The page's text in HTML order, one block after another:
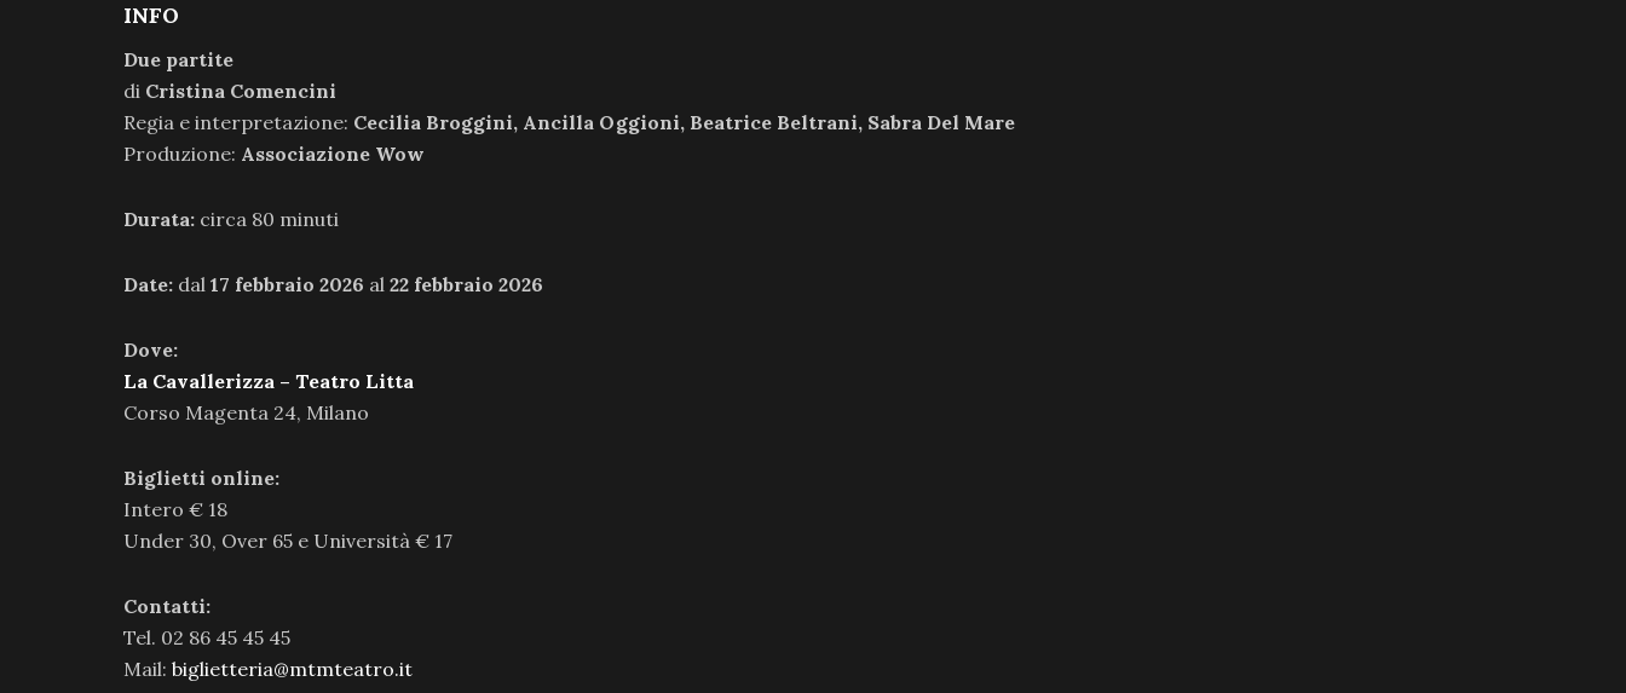
INFO
Due partite
di Cristina Comencini
Regia e interpretazione: Cecilia Broggini, Ancilla Oggioni, Beatrice Beltrani, Sabra Del Mare
Produzione: Associazione Wow
Durata: circa 80 minuti
Date: dal 17 febbraio 2026 al 22 febbraio 2026
Dove:
La Cavallerizza – Teatro Litta
Corso Magenta 24, Milano
Biglietti online:
Intero € 18
Under 30, Over 65 e Università € 17
Contatti:
Tel. 02 86 45 45 45
Mail: biglietteria@mtmteatro.it